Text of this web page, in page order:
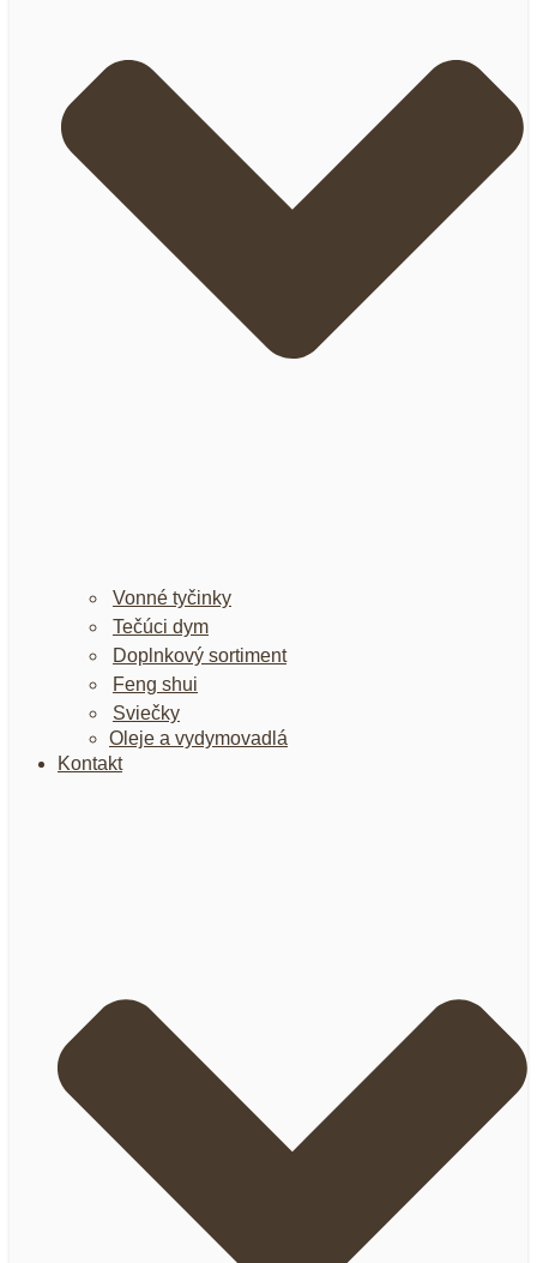
Vonné tyčinky
Tečúci dym
Doplnkový sortiment
Feng shui
Sviečky
Oleje a vydymovadlá
Kontakt